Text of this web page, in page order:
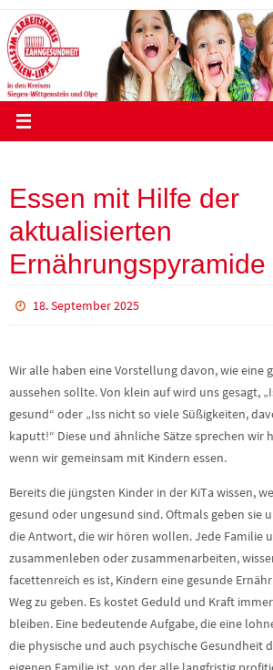
Zum
Inhalt
springen
Essen mit Hilfe der
aktualisierten
Ernährungspyramide
18. September 2025
Wir alle haben eine Vorstellung davon, wie eine
aussehen sollte. Von klein auf wird uns gesagt,
gesund“ oder „Iss nicht so viele Süßigkeiten,
kaputt!“ Diese und ähnliche Sätze sprechen wir
wenn wir gemeinsam mit Kindern essen.
Bereits die jüngsten Kinder in der KiTa wissen,
gesund oder ungesund sind. Oftmals geben sie
die Antwort, die wir hören wollen. Jede Familie
zusammenleben oder zusammenarbeiten,
facettenreich es ist, Kindern eine gesunde
Weg zu geben. Es kostet Geduld und Kraft
bleiben. Eine bedeutende Aufgabe, die eine
die physische und auch psychische Gesundheit